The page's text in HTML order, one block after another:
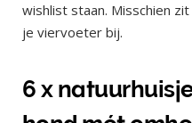
wishlist staan. Misschien
je viervoeter bij.
6 x